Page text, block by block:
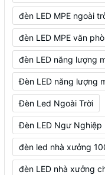
đèn LED MPE ngoài
đèn LED MPE văn
đèn LED năng lượng
Đèn LED năng lượng
Đèn Led Ngoài Trời
Đèn LED Ngư Nghiệp
đèn led nhà xưởng
đèn LED nhà xưởng